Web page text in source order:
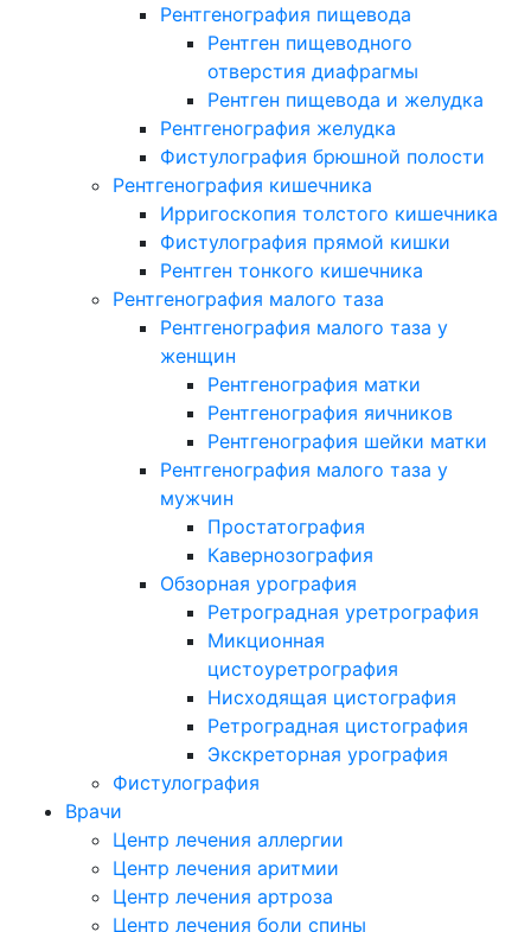
Рентгенография пищевода
Рентген пищеводного
отверстия диафрагмы
Рентген пищевода и желудка
Рентгенография желудка
Фистулография брюшной полости
Рентгенография кишечника
Ирригоскопия толстого кишечника
Фистулография прямой кишки
Рентген тонкого кишечника
Рентгенография малого таза
Рентгенография малого таза у
женщин
Рентгенография матки
Рентгенография яичников
Рентгенография шейки матки
Рентгенография малого таза у
мужчин
Простатография
Кавернозография
Обзорная урография
Ретроградная уретрография
Микционная
цистоуретрография
Нисходящая цистография
Ретроградная цистография
Экскреторная урография
Фистулография
Врачи
Центр лечения аллергии
Центр лечения аритмии
Центр лечения артроза
Центр лечения боли спины